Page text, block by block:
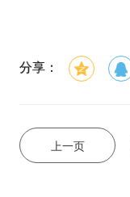
分享：
上一页